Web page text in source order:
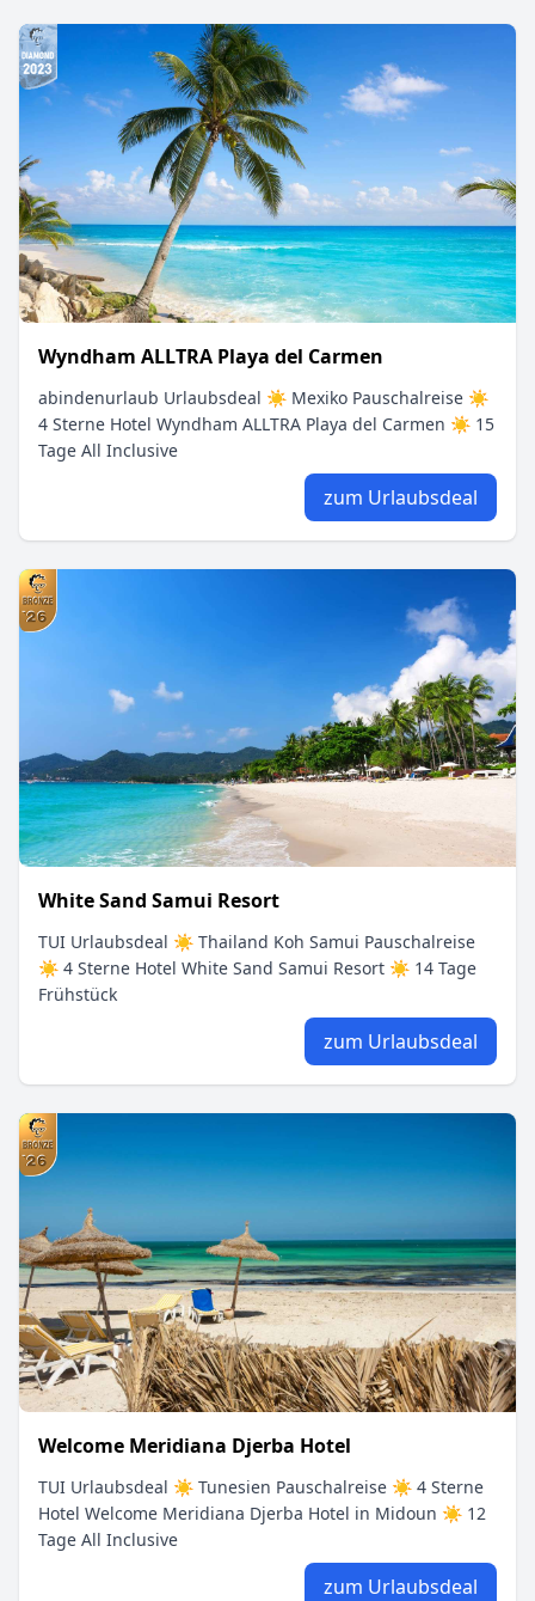
Wyndham ALLTRA Playa del Carmen
abindenurlaub Urlaubsdeal ☀ Mexiko Pauschalreise ☀
4 Sterne Hotel Wyndham ALLTRA Playa del Carmen ☀ 15
Tage All Inclusive
zum Urlaubsdeal
White Sand Samui Resort
TUI Urlaubsdeal ☀ Thailand Koh Samui Pauschalreise
☀ 4 Sterne Hotel White Sand Samui Resort ☀ 14 Tage
Frühstück
zum Urlaubsdeal
Welcome Meridiana Djerba Hotel
TUI Urlaubsdeal ☀ Tunesien Pauschalreise ☀ 4 Sterne
Hotel Welcome Meridiana Djerba Hotel in Midoun ☀ 12
Tage All Inclusive
zum Urlaubsdeal